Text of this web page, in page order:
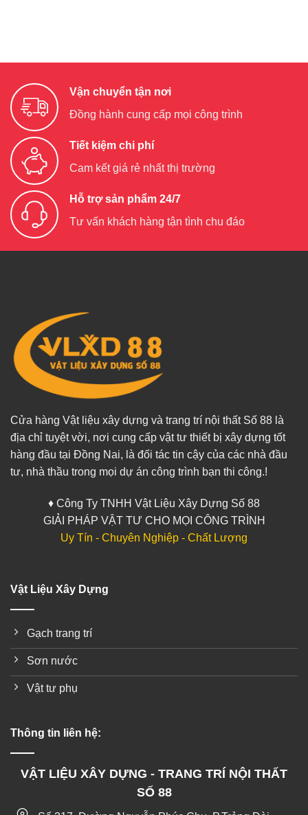
Vận chuyển tận nơi
Đồng hành cung cấp mọi công trình
Tiết kiệm chi phí
Cam kết giá rẻ nhất thị trường
Hỗ trợ sản phẩm 24/7
Tư vấn khách hàng tận tình chu đáo
Cửa hàng Vật liệu xây dựng và trang trí nội thất Số 88 là
địa chỉ tuyệt vời, nơi cung cấp vật tư thiết bị xây dựng tốt
hàng đầu tại Đồng Nai, là đối tác tin cậy của các nhà đầu
tư, nhà thầu trong mọi dự án công trình bạn thi công.!
♦ Công Ty TNHH Vật Liệu Xây Dựng Số 88
GIẢI PHÁP VẬT TƯ CHO MỌI CÔNG TRÌNH
Uy Tín - Chuyên Nghiệp - Chất Lượng
Vật Liệu Xây Dựng
Gạch trang trí
Sơn nước
Vật tư phụ
Thông tin liên hệ:
VẬT LIỆU XÂY DỰNG - TRANG TRÍ NỘI THẤT
SỐ 88